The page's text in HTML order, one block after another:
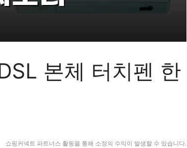
본체 터치펜 한
쇼핑커넥트 파트너스 활동을 통해 소정의 수익이 발생할 수 있습니다.